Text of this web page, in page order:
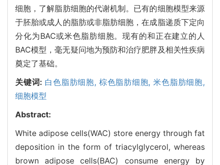
细胞，了解脂肪细胞的代谢机制。已有的细胞模型来源
于胚胎或成人的脂肪或非脂肪细胞，在成脂递质下定向
分化为BAC或米色脂肪细胞。现有的和正在建立的人
BAC模型，毫无疑问地为预防和治疗肥胖及相关性疾病
奠定了基础。
关键词: 白色脂肪细胞, 棕色脂肪细胞,米色脂肪细胞,
细胞模型
Abstract:
White adipose cells(WAC) store energy through fat
deposition in the form of triacylglycerol, whereas
brown adipose cells(BAC) consume energy by